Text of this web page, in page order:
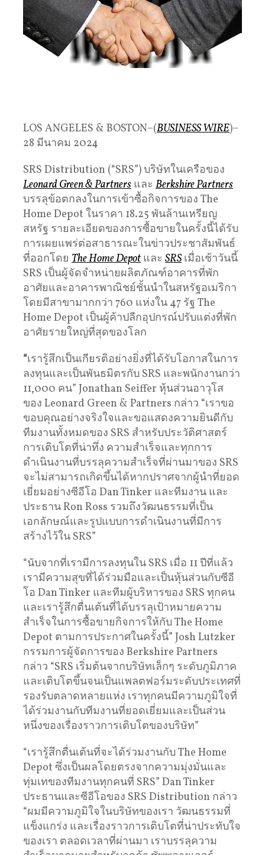
LOS ANGELES & BOSTON–(BUSINESS WIRE)–
28 มีนาคม 2024
SRS Distribution (“SRS”) บริษัทในเครือของ
Leonard Green & Partners และ Berkshire Partners
บรรลุข้อตกลงในการเข้าซื้อกิจการของ The
Home Depot ในราคา 18.25 พันล้านเหรียญ
สหรัฐ รายละเอียดของการซื้อขายในครั้งนี้ได้รับ
การเผยแพร่ต่อสาธารณะในข่าวประชาสัมพันธ์
ที่ออกโดย The Home Depot และ SRSเมื่อเช้าวันนี้
SRS เป็นผู้จัดจำหน่ายผลิตภัณฑ์อาคารที่พัก
อาศัยและอาคารพาณิชย์ชั้นนำในสหรัฐอเมริกา
โดยมีสาขามากกว่า 760 แห่งใน 47 รัฐ The
Home Depot เป็นผู้ค้าปลีกอุปกรณ์ปรับแต่งที่พัก
อาศัยรายใหญ่ที่สุดของโลก
“เรารู้สึกเป็นเกียรติอย่างยิ่งที่ได้รับโอกาสในการ
ลงทุนและเป็นพันธมิตรกับ SRS และพนักงานกว่า
11,000 คน” Jonathan Seiffer หุ้นส่วนอาวุโส
ของ Leonard Green & Partners กล่าว “เราขอ
ขอบคุณอย่างจริงใจและขอแสดงความยินดีกับ
ทีมงานทั้งหมดของ SRS สำหรับประวัติศาสตร์
การเติบโตที่น่าทึ่ง ความสำเร็จและทุกการ
ดำเนินงานที่บรรลุความสำเร็จที่ผ่านมาของ SRS
จะไม่สามารถเกิดขึ้นได้หากปราศจากผู้นำที่ยอด
เยี่ยมอย่างซีอีโอ Dan Tinker และทีมงาน และ
ประธาน Ron Ross รวมถึงวัฒนธรรมที่เป็น
เอกลักษณ์และรูปแบบการดำเนินงานที่มีการ
สร้างไว้ใน SRS”
“นับจากที่เรามีการลงทุนใน SRS เมื่อ 11 ปีที่แล้ว
เรามีความสุขที่ได้ร่วมมือและเป็นหุ้นส่วนกับซีอี
โอ Dan Tinker และทีมผู้บริหารของ SRS ทุกคน
และเรารู้สึกตื่นเต้นที่ได้บรรลุเป้าหมายความ
สำเร็จในการซื้อขายกิจการให้กับ The Home
Depot ตามการประกาศในครั้งนี้” Josh Lutzker
กรรมการผู้จัดการของ Berkshire Partners
กล่าว “SRS เริ่มต้นจากบริษัทเล็กๆ ระดับภูมิภาค
และเติบโตขึ้นจนเป็นแพลตฟอร์มระดับประเทศที่
รองรับตลาดหลายแห่ง เราทุกคนมีความภูมิใจที่
ได้ร่วมงานกับทีมงานที่ยอดเยี่ยมและเป็นส่วน
หนึ่งของเรื่องราวการเติบโตของบริษัท”
“เรารู้สึกตื่นเต้นที่จะได้ร่วมงานกับ The Home
Depot ซึ่งเป็นผลโดยตรงจากความมุ่งมั่นและ
ทุ่มเทของทีมงานทุกคนที่ SRS” Dan Tinker
ประธานและซีอีโอของ SRS Distribution กล่าว
“ผมมีความภูมิใจในบริษัทของเรา วัฒนธรรมที่
แข็งแกร่ง และเรื่องราวการเติบโตที่น่าประทับใจ
ของเรา ตลอดเวลาที่ผ่านมา เราบรรลุความ